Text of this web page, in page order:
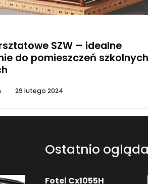
SZW – idealne
do pomieszczeń
29 lutego 2024
Ostatnio
Fotel Cx1055H